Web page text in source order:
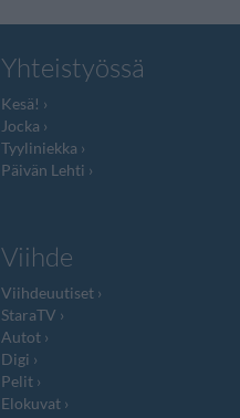
Yhteistyössä
Kesä!
Jocka
Tyyliniekka
Päivän Lehti
Viihde
Viihdeuutiset
StaraTV
Autot
Digi
Pelit
Elokuvat